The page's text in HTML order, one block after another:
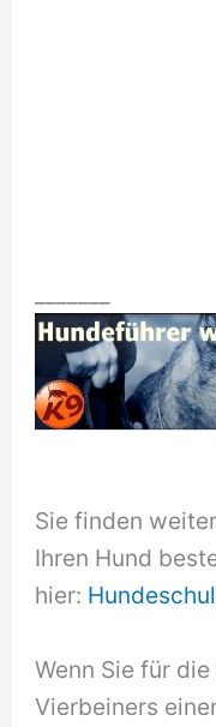
Sie finden
Ihren Hund
hier:
Wenn Sie für
Vierbeiners